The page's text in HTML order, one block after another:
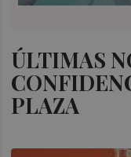
ÚLTIMAS
PLAZA